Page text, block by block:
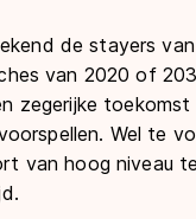
de stayers
van 2020 of
zegerijke toekomst
Wel te
van hoog niveau